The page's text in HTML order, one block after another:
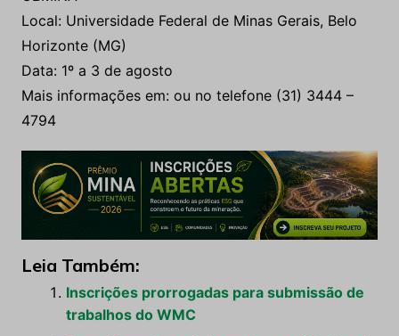
Local: Universidade Federal de Minas Gerais, Belo
Horizonte (MG)
Data: 1º a 3 de agosto
Mais informações em: ou no telefone (31) 3444 –
4794
Leia Também:
Inscrições prorrogadas para submissão de
trabalhos do WMC